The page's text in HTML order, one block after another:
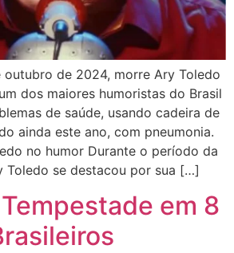
outubro de 2024, morre Ary Toledo
dos maiores humoristas do Brasil
de saúde, usando cadeira de
ainda este ano, com pneumonia.
no humor Durante o período da
Toledo se destacou por sua […]
em 8